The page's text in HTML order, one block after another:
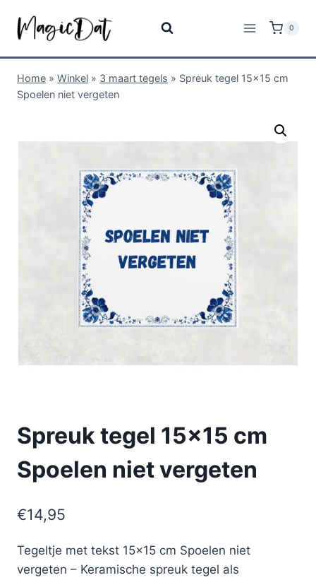
0
Home » Winkel » 3 maart tegels » Spreuk tegel 15×15 cm
Spoelen niet vergeten
Spreuk tegel 15×15 cm
Spoelen niet vergeten
€14,95
Tegeltje met tekst 15×15 cm Spoelen niet
vergeten – Keramische spreuk tegel als